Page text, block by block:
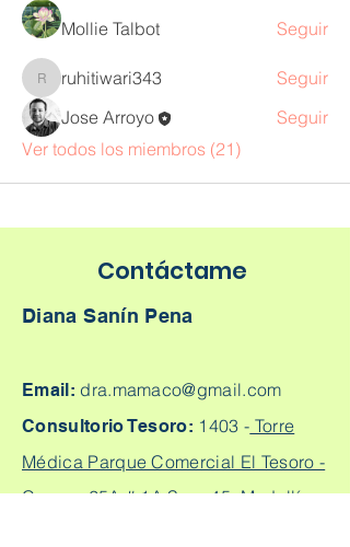
Mollie Talbot Seguir
ruhitiwari343
ruhitiwari343
Seguir
Jose Arroyo
Seguir
Ver todos los miembros (21)
Contáctame
Diana Sanín Pena
Email: dra.mamaco@gmail.com
Consultorio Tesoro: 1403 - Torre
Médica Parque Comercial El Tesoro -
Carrera 25A # 1A Sur - 45, Medellín,